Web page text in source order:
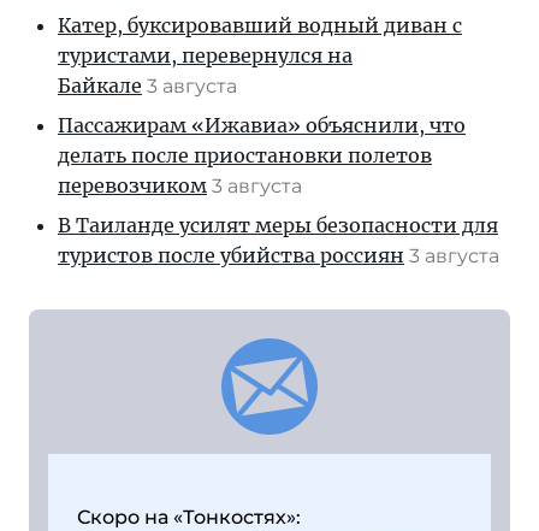
Катер, буксировавший водный диван с
туристами, перевернулся на
Байкале 3 августа
Пассажирам «Ижавиа» объяснили, что
делать после приостановки полетов
перевозчиком 3 августа
В Таиланде усилят меры безопасности для
туристов после убийства россиян 3 августа
Скоро на «Тонкостях»: